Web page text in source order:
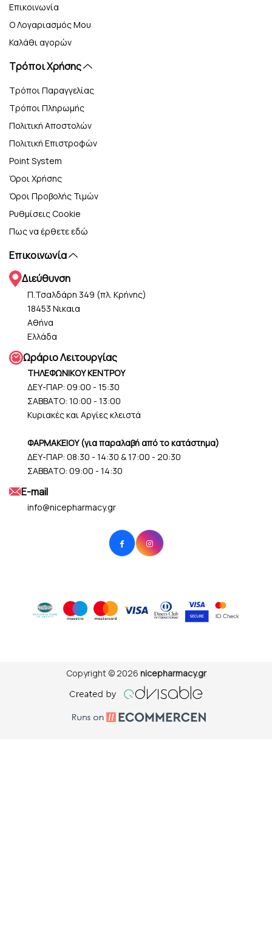
Επικοινωνία
Ο Λογαριασμός Μου
Καλάθι αγορών
Τρόποι Χρήσης
Τρόποι Παραγγελίας
Τρόποι Πληρωμής
Πολιτική Αποστολών
Πολιτική Επιστροφών
Point System
Όροι Χρήσης
Όροι Προβολής Τιμών
Ρυθμίσεις Cookie
Πως να έρθετε εδώ
Επικοινωνία
Διεύθυνση
Π.Τσαλδάρη 349 (πλ. Κρήνης)
18453 Νικαια
Αθήνα
Ελλάδα
Ωράριο Λειτουργίας
ΤΗΛΕΦΩΝΙΚΟΥ ΚΕΝΤΡΟΥ
ΔΕΥ-ΠΑΡ: 09:00 - 15:30
ΣΑΒΒΑΤΟ: 10:00 - 13:00
Κυριακές και Αργίες κλειστά
ΦΑΡΜΑΚΕΙΟΥ (για παραλαβή από το κατάστημα)
ΔΕΥ-ΠΑΡ: 08:30 - 14:30 & 17:00 - 20:30
ΣΑΒΒΑΤΟ: 09:00 - 14:30
Ε-mail
info@nicepharmacy.gr
Copyright © 2026 nicepharmacy.gr